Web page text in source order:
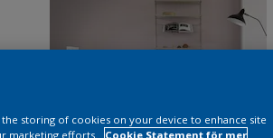
the storing of cookies on your device to enhance site
marketing efforts.
Cookie Statement för mer